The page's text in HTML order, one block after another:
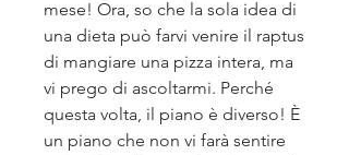
mese! Ora, so che la sola idea di
una dieta può farvi venire il raptus
di mangiare una pizza intera, ma
vi prego di ascoltarmi. Perché
questa volta, il piano è diverso! È
un piano che non vi farà sentire